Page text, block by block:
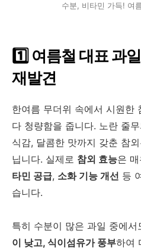
수분, 비타민 가득! 여
1️ 여름철 대표 과일
재발견
한여름 무더위 속에서 시원한
다 청량함을 줍니다. 노란 줄
식감, 달콤한 맛까지 갖춘 참
닙니다. 실제로 참외 효능은
타민 공급, 소화 기능 개선 등
습니다.
특히 수분이 많은 과일 중에
이 낮고, 식이섬유가 풍부하여